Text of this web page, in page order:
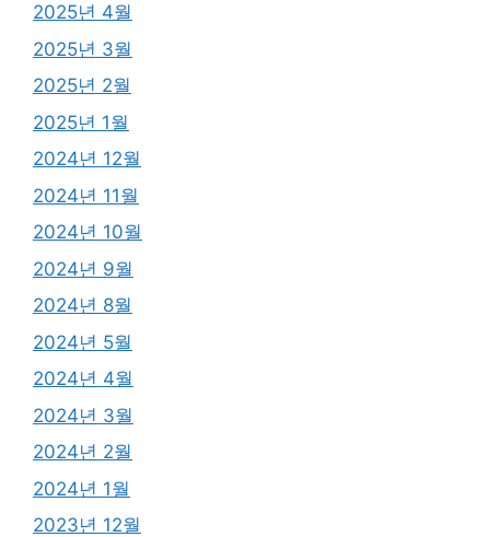
2025년 4월
2025년 3월
2025년 2월
2025년 1월
2024년 12월
2024년 11월
2024년 10월
2024년 9월
2024년 8월
2024년 5월
2024년 4월
2024년 3월
2024년 2월
2024년 1월
2023년 12월